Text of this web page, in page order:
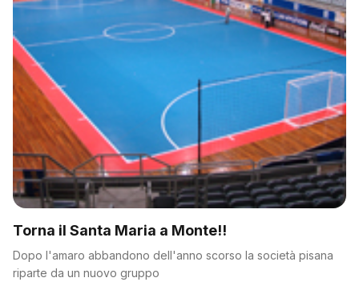
Torna il Santa Maria a Monte!!
Dopo l'amaro abbandono dell'anno scorso la società pisana
riparte da un nuovo gruppo